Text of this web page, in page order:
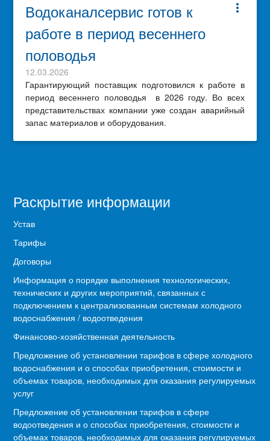
more_vert
Водоканалсервис готов к
работе в период весеннего
половодья
12.03.2026
Гарантирующий поставщик подготовился к работе в
период весеннего половодья в 2026 году. Во всех
представительствах компании уже создан аварийный
запас материалов и оборудования.
Раскрытие информации
Устав
Тарифы
Договоры
Информация о порядке выполнения технологических,
технических и других мероприятий, связанных с
подключением к централизованным системам холодного
водоснабжения / водоотведения
Финансово-хозяйственная деятельность
Предложение об установлении тарифов в сфере холодного
водоснабжения и о способах приобретения, стоимости и
объемах товаров, необходимых для оказания регулируемых
услуг
Предложение об установлении тарифов в сфере
водоотведения и о способах приобретения, стоимости и
объемах товаров, необходимых для оказания регулируемых